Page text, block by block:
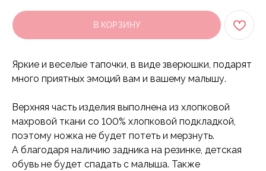
В КОРЗИНУ
Яркие и веселые тапочки, в виде зверюшки, подарят
много приятных эмоций вам и вашему малышу.
Верхняя часть изделия выполнена из хлопковой
махровой ткани со 100% хлопковой подкладкой,
поэтому ножка не будет потеть и мерзнуть.
А благодаря наличию задника на резинке, детская
обувь не будет спадать с малыша. Также